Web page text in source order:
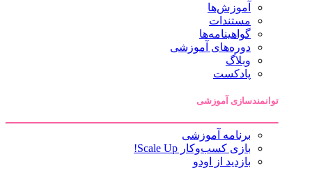
آموزش‌ها
مستندات
گواهینامه‌ها
دوره‌های آموزشی
وبلاگ
پادکست
توانمندسازی آموزشی
برنامه آموزشی
بازی کسب‌وکار Scale Up!
بازدید از اودو